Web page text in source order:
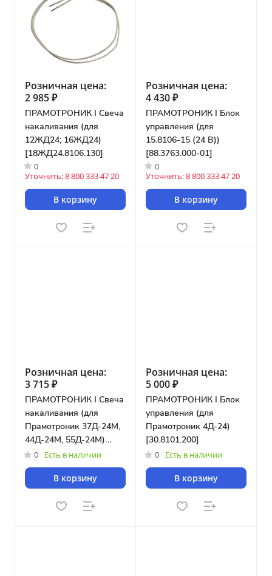
Розничная цена:
2 985 ₽
ПРАМОТРОНИК I Свеча
накаливания (для
12ЖД24; 16ЖД24)
[18ЖД24.8106.130]
0
Уточнить: 8 800 333 47 20
В корзину
Розничная цена:
4 430 ₽
ПРАМОТРОНИК I Блок
управления (для
15.8106-15 (24 В))
[88.3763.000-01]
0
Уточнить: 8 800 333 47 20
В корзину
Розничная цена:
3 715 ₽
ПРАМОТРОНИК I Свеча
накаливания (для
Прамотроник 37Д-24М,
44Д-24М, 55Д-24М)
[30.8101.120М]
0 Есть в наличии
В корзину
Розничная цена:
5 000 ₽
ПРАМОТРОНИК I Блок
управления (для
Прамотроник 4Д-24)
[30.8101.200]
0 Есть в наличии
В корзину